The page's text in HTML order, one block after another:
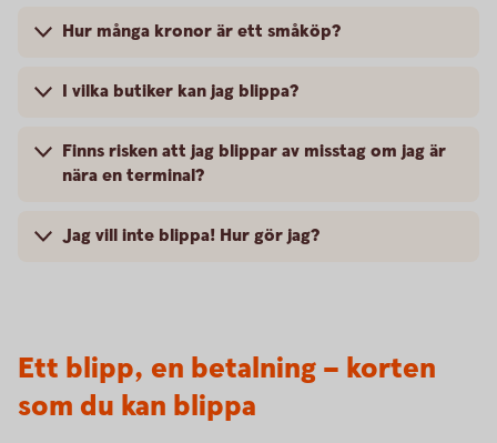
Hur många kronor är ett småköp?
I vilka butiker kan jag blippa?
Finns risken att jag blippar av misstag om jag är
nära en terminal?
Jag vill inte blippa! Hur gör jag?
Ett blipp, en betalning – korten
som du kan blippa